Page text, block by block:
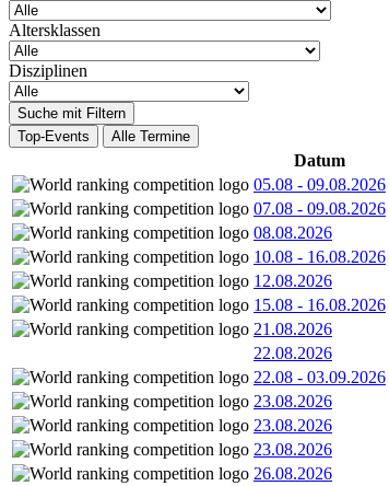
Altersklassen
Disziplinen
Suche mit Filtern
Top-Events
Alle Termine
Datum
05.08 - 09.08.2026
07.08 - 09.08.2026
08.08.2026
10.08 - 16.08.2026
12.08.2026
15.08 - 16.08.2026
21.08.2026
22.08.2026
22.08 - 03.09.2026
23.08.2026
23.08.2026
23.08.2026
26.08.2026